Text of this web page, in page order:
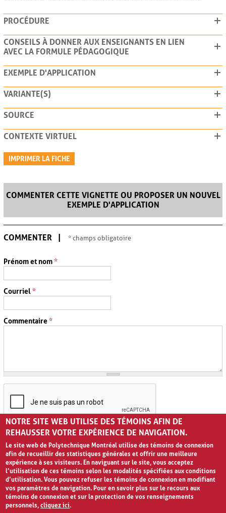
PROCÉDURE
CONSEILS À DONNER AUX ENSEIGNANTS EN LIEN
AVEC LA FORMULE PÉDAGOGIQUE
EXEMPLE D'APPLICATION
VARIANTE(S)
SOURCE
CONTEXTE VIRTUEL
IMPRIMER LA FICHE
COMMENTER CETTE VIGNETTE OU PROPOSER UN NOUVEL
EXEMPLE D'APPLICATION
COMMENTER * champs obligatoire
Prénom et nom*
Courriel*
Commentaire*
NOTRE SITE WEB UTILISE DES TÉMOINS AFIN DE
REHAUSSER VOTRE EXPÉRIENCE DE NAVIGATION.
Le site web de Polytechnique Montréal utilise des témoins de connexion
afin de recueillir des statistiques générales et offrir une meilleure
expérience à ses visiteurs. En naviguant sur le site, vous acceptez
l’utilisation de ces témoins selon les modalités spécifiées aux conditions
d’utilisation. Vous pouvez refuser les témoins de connexion en modifiant
vos paramètres de navigation. Pour en savoir plus sur le recours aux
témoins de connexion et sur la protection de vos renseignements
personnels,cliquez ici.